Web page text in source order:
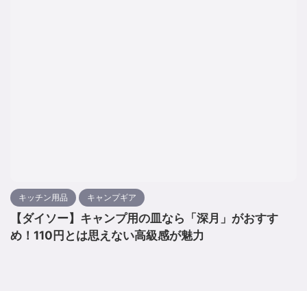
キッチン用品 キャンプギア
【ダイソー】キャンプ用の皿なら「深月」がおすす
め！110円とは思えない高級感が魅力